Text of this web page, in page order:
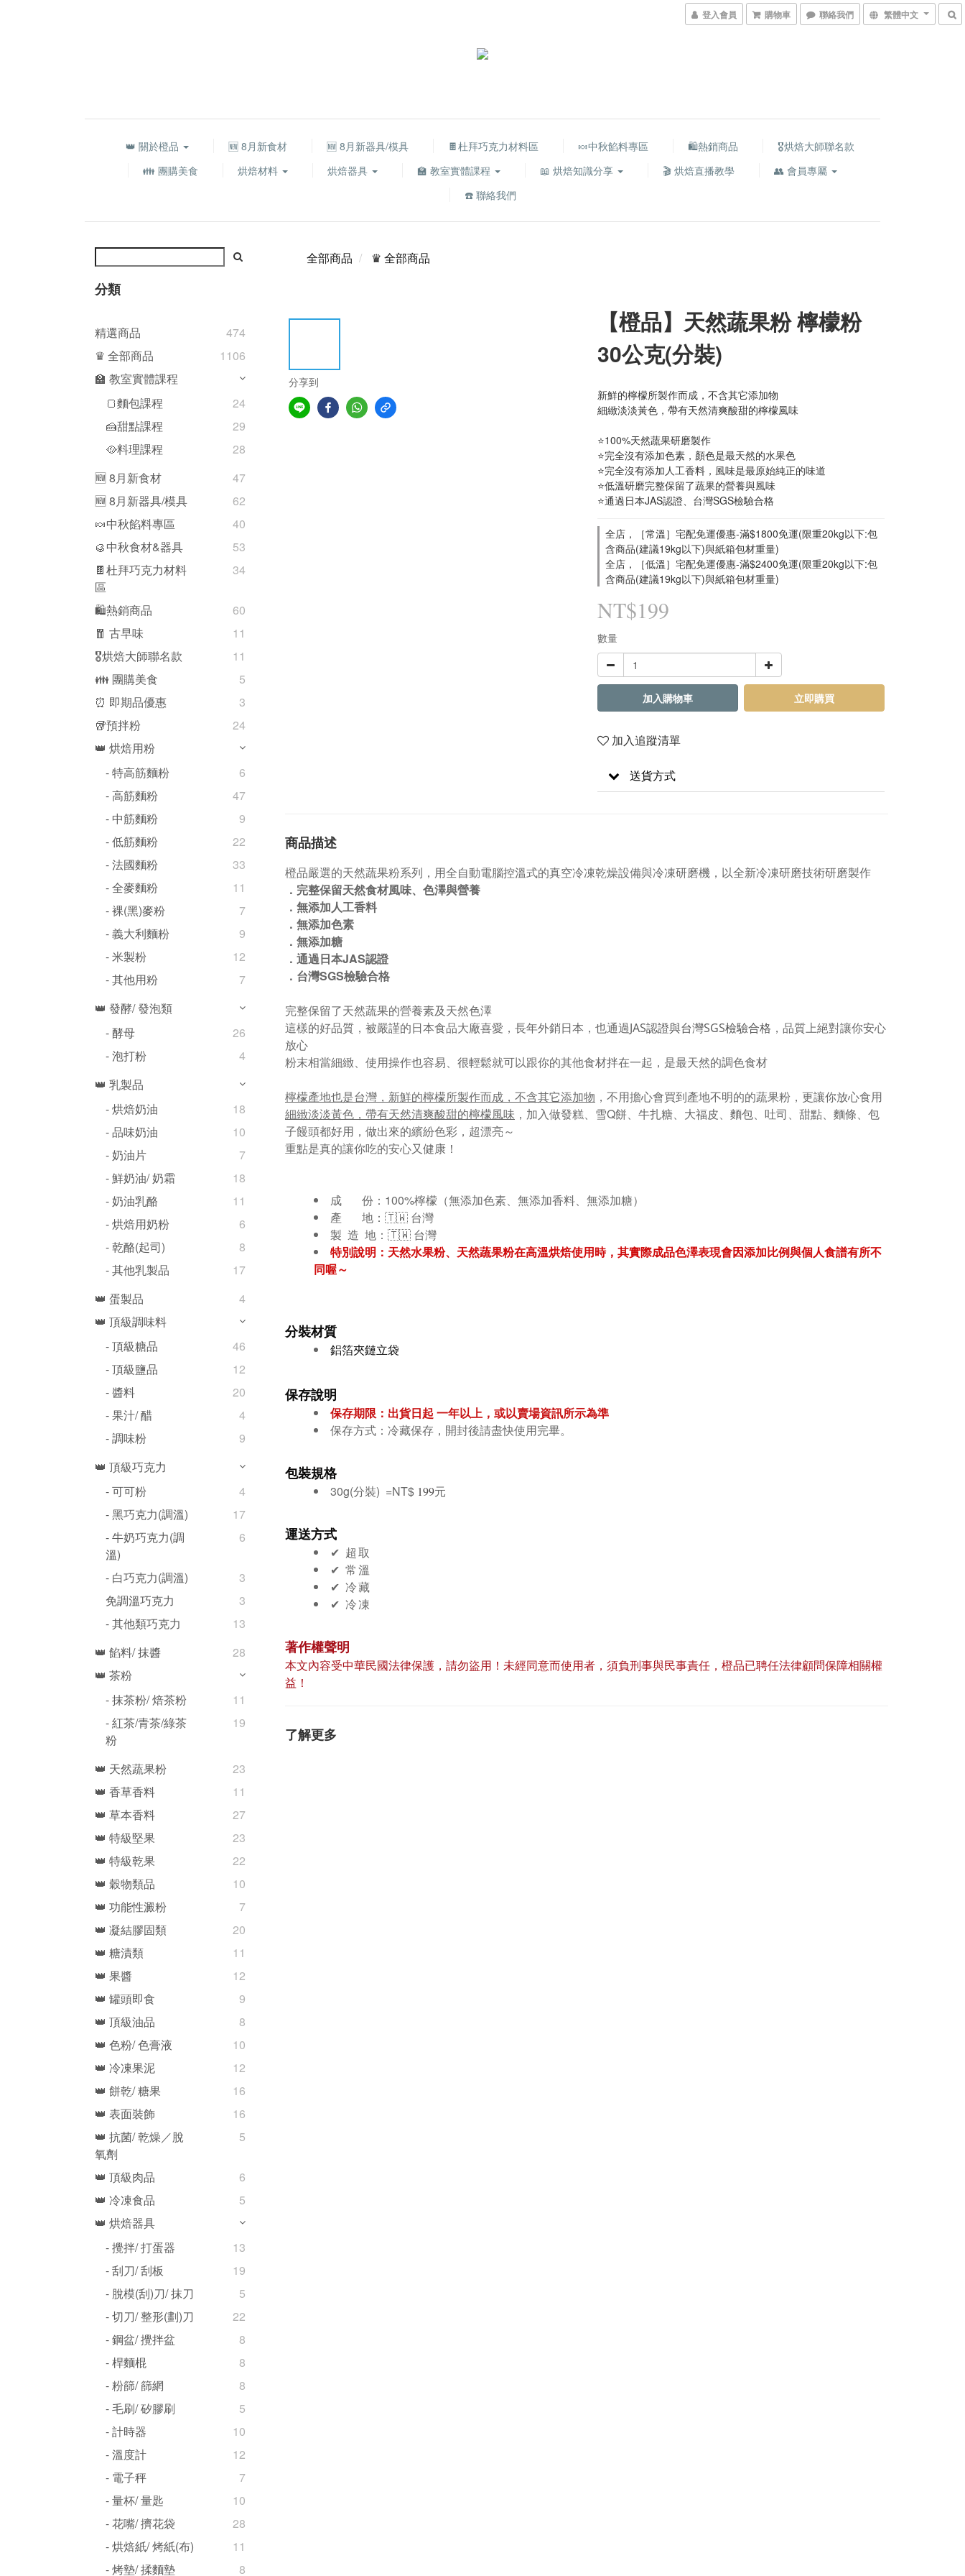
登入會員 購物車 聯絡我們 繁體中文
👑 關於橙品 🆕 8月新食材 🆕 8月新器具/模具 🍫杜拜巧克力材料區 🍬中秋餡料專區 🛍熱銷商品
🎖️烘焙大師聯名款
👪 團購美食
烘焙材料 烘焙器具 🏫 教室實體課程 📖 烘焙知識分享 🎬 烘焙直播教學
👥 會員專屬
☎️ 聯絡我們
分類
精選商品
474
♛ 全部商品
1106
🏫 教室實體課程
🍞麵包課程
24
🍰甜點課程
29
🥘料理課程
28
🆕 8月新食材
47
🆕 8月新器具/模具
62
🍬中秋餡料專區
40
🥮中秋食材&器具
53
🍫杜拜巧克力材料
區
34
🛍熱銷商品
60
🧧 古早味
11
🎖️烘焙大師聯名款
11
👪 團購美食
5
⏰ 即期品優惠
3
🥡預拌粉
24
👑 烘焙用粉
- 特高筋麵粉
6
- 高筋麵粉
47
- 中筋麵粉
9
- 低筋麵粉
22
- 法國麵粉
33
- 全麥麵粉
11
- 裸(黑)麥粉
7
- 義大利麵粉
9
- 米製粉
12
- 其他用粉
7
👑 發酵/ 發泡類
- 酵母
26
- 泡打粉
4
👑 乳製品
- 烘焙奶油
18
- 品味奶油
10
- 奶油片
7
- 鮮奶油/ 奶霜
18
- 奶油乳酪
11
- 烘焙用奶粉
6
- 乾酪(起司)
8
- 其他乳製品
17
👑 蛋製品
4
👑 頂級調味料
- 頂級糖品
46
- 頂級鹽品
12
- 醬料
20
- 果汁/ 醋
4
- 調味粉
9
👑 頂級巧克力
- 可可粉
4
- 黑巧克力(調溫)
17
- 牛奶巧克力(調
溫)
6
- 白巧克力(調溫)
3
免調溫巧克力
3
- 其他類巧克力
13
👑 餡料/ 抹醬
28
👑 茶粉
- 抹茶粉/ 焙茶粉
11
- 紅茶/青茶/綠茶
粉
19
👑 天然蔬果粉
23
👑 香草香料
11
👑 草本香料
27
👑 特級堅果
23
👑 特級乾果
22
👑 穀物類品
10
👑 功能性澱粉
7
👑 凝結膠固類
20
👑 糖漬類
11
👑 果醬
12
👑 罐頭即食
9
👑 頂級油品
8
👑 色粉/ 色膏液
10
👑 冷凍果泥
12
👑 餅乾/ 糖果
16
👑 表面裝飾
16
👑 抗菌/ 乾燥／脫
氧劑
5
👑 頂級肉品
6
👑 冷凍食品
5
👑 烘焙器具
- 攪拌/ 打蛋器
13
- 刮刀/ 刮板
19
- 脫模(刮)刀/ 抹刀
5
- 切刀/ 整形(劃)刀
22
- 鋼盆/ 攪拌盆
8
- 桿麵棍
8
- 粉篩/ 篩網
8
- 毛刷/ 矽膠刷
5
- 計時器
10
- 溫度計
12
- 電子秤
7
- 量杯/ 量匙
10
- 花嘴/ 擠花袋
28
- 烘焙紙/ 烤紙(布)
11
- 烤墊/ 揉麵墊
8
全部商品 ♛ 全部商品
分享到
【橙品】天然蔬果粉 檸檬粉
30公克(分裝)
新鮮的檸檬所製作而成，不含其它添加物
細緻淡淡黃色，帶有天然清爽酸甜的檸檬風味
⭐100%天然蔬果研磨製作
⭐完全沒有添加色素，顏色是最天然的水果色
⭐完全沒有添加人工香料，風味是最原始純正的味道
⭐低溫研磨完整保留了蔬果的營養與風味
⭐通過日本JAS認證、台灣SGS檢驗合格
全店，［常溫］宅配免運優惠-滿$1800免運(限重20kg以下:包
含商品(建議19kg以下)與紙箱包材重量)
全店，［低溫］宅配免運優惠-滿$2400免運(限重20kg以下:包
含商品(建議19kg以下)與紙箱包材重量)
NT$199
數量
加入購物車 立即購買
加入追蹤清單
送貨方式
商品描述
橙品嚴選的天然蔬果粉系列， 用全自動電腦控溫式的真空冷凍乾燥設備與冷凍研磨機，以全新冷凍研磨技術研磨製作
．完整保留天然食材風味、色澤與營養
．無添加人工香料
．無添加色素
．無添加糖
．通過日本JAS認證
．台灣SGS檢驗合格
完整保留了天然蔬果的營養素及天然色澤
這樣的好品質，被嚴謹的日本食品大廠喜愛，長年外銷日本，也通過JAS認證與台灣SGS檢驗合格 ，品質上絕對讓你安心
放心
粉末相當細緻、使用操作也容易、很輕鬆就可以跟你的其他食材拌在一起，是最天然的調色食材
檸檬產地也是台灣， 新鮮的檸檬所製作而成，不含其它添加物 ， 不用擔心會買到產地不明的的蔬果粉，更讓你放心食用
細緻淡淡黃色，帶有天然清爽酸甜的檸檬風味 ， 加入做發糕、雪Q餅、牛扎糖、大福皮、麵包、吐司、甜點、麵條、包
子饅頭都好用，做出來的繽紛色彩，超漂亮～
重點是真的讓你吃的安心又健康！
成 份：100%檸檬 （無添加色素、無添加香料、無添加糖）
產 地：🇹🇼 台灣
製 造 地：🇹🇼 台灣
特別說明： 天然水果粉、天然蔬果粉在高溫烘焙使用時，其實際成品色澤表現會因添加比例與個人食譜有所不
同喔～
分裝材質
鋁箔夾鏈立袋
保存說明
保存期限：出貨日起 一年以上，或以賣場資訊所示為準
保存方式：冷藏保存，開封後請盡快使用完畢。
包裝規格
30g(分裝) =NT$ 199元
運送方式
✔︎ 超取
✔︎ 常溫
✔︎ 冷藏
✔︎ 冷凍
著作權聲明
本文內容受中華民國法律保護，請勿盜用！未經同意而使用者，須負刑事與民事責任，橙品已聘任法律顧問保障相關權
益！
了解更多